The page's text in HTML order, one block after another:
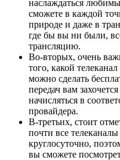
наслаждаться
сможете в каждой
природе и даже в
где бы вы ни были,
трансляцию.
Во-вторых, очень
того, какой
можно сделать
передач вам
начисляться в
провайдера.
В-третьих, стоит
почти все
круглосуточно,
вы сможете